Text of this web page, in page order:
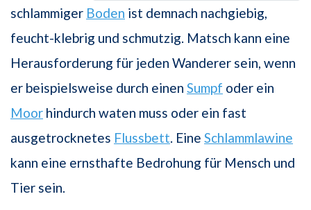
schlammiger Boden ist demnach nachgiebig,
feucht-klebrig und schmutzig. Matsch kann eine
Herausforderung für jeden Wanderer sein, wenn
er beispielsweise durch einen Sumpf oder ein
Moor hindurch waten muss oder ein fast
ausgetrocknetes Flussbett. Eine Schlammlawine
kann eine ernsthafte Bedrohung für Mensch und
Tier sein.